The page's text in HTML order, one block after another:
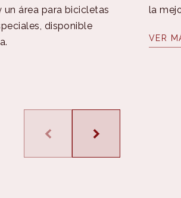
un área para bicicletas
disponible
la
VER